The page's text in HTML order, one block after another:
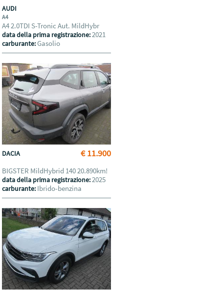
AUDI
A4
A4 2.0TDI S-Tronic Aut. MildHybr
data della prima registrazione:2021
carburante:Gasolio
€ 11.900
DACIA
BIGSTER MildHybrid 140 20.890km!
data della prima registrazione:2025
carburante: Ibrido-benzina